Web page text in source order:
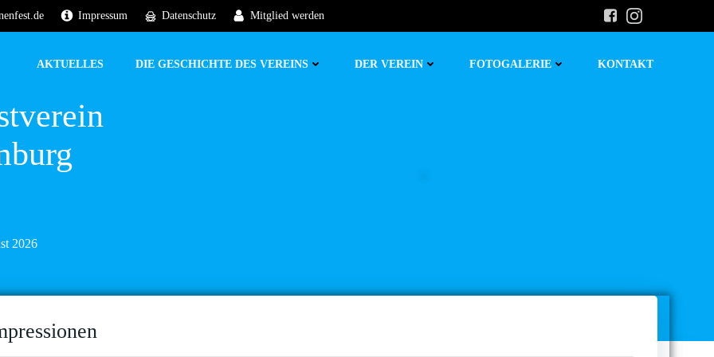
Impressum Datenschutz Mitglied werden
AKTUELLES DIE GESCHICHTE DES VEREINS DER VEREIN FOTOGALERIE KONTAKT
2026